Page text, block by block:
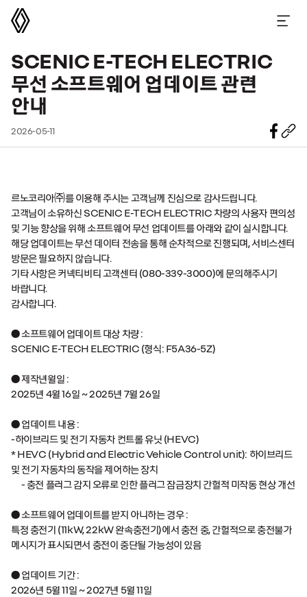
르노코리아 메뉴 열기
SCENIC E-TECH ELECTRIC
무선 소프트웨어 업데이트 관련
안내
2026-05-11
르노코리아㈜를이용해 주시는 고객님께 진심으로 감사드립니다.
고객님이 소유하신 SCENIC E-TECH ELECTRIC차량의 사용자 편의성
및 기능 향상을 위해 소프트웨어 무선 업데이트를 아래와 같이 실시합니다.
해당 업데이트는 무선 데이터 전송을 통해 순차적으로 진행되며,서비스센터
방문은 필요하지 않습니다.
기타 사항은 커넥티비티 고객센터 (080-339-3000)에 문의해주시기
바랍니다.
감사합니다.
● 소프트웨어 업데이트 대상 차량 :
SCENIC E-TECH ELECTRIC (형식: F5A36-5Z)
● 제작년월일 :
2025년 4월16일 ~ 2025년 7월26일
● 업데이트 내용 :
-하이브리드 및 전기 자동차 컨트롤 유닛 (HEVC)
* HEVC (Hybrid and Electric Vehicle Control unit): 하이브리드
및 전기 자동차의 동작을 제어하는 장치
-충전 플러그 감지 오류로 인한 플러그 잠금장치 간헐적 미작동 현상 개선
●소프트웨어 업데이트를 받지 아니하는 경우:
특정 충전기 (11kW, 22kW완속충전기)에서 충전 중,간헐적으로 충전불가
메시지가 표시되면서 충전이 중단될 가능성이 있음
●업데이트 기간:
2026년 5월11일 ~ 2027년 5월11일